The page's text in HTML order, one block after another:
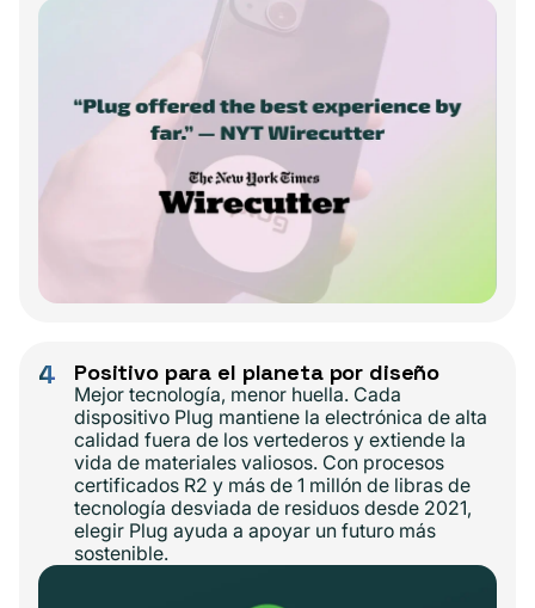
4 Positivo para el planeta por diseño
Mejor tecnología, menor huella. Cada
dispositivo Plug mantiene la electrónica de alta
calidad fuera de los vertederos y extiende la
vida de materiales valiosos. Con procesos
certificados R2 y más de 1 millón de libras de
tecnología desviada de residuos desde 2021,
elegir Plug ayuda a apoyar un futuro más
sostenible.